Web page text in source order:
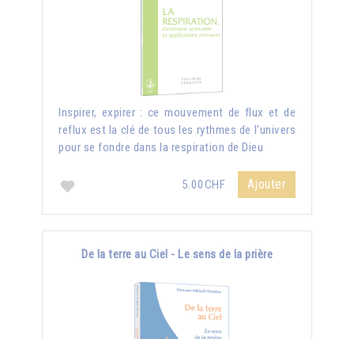
Inspirer, expirer : ce mouvement de flux et de
reflux est la clé de tous les rythmes de l'univers
pour se fondre dans la respiration de Dieu
5.00CHF Ajouter
De la terre au Ciel - Le sens de la prière